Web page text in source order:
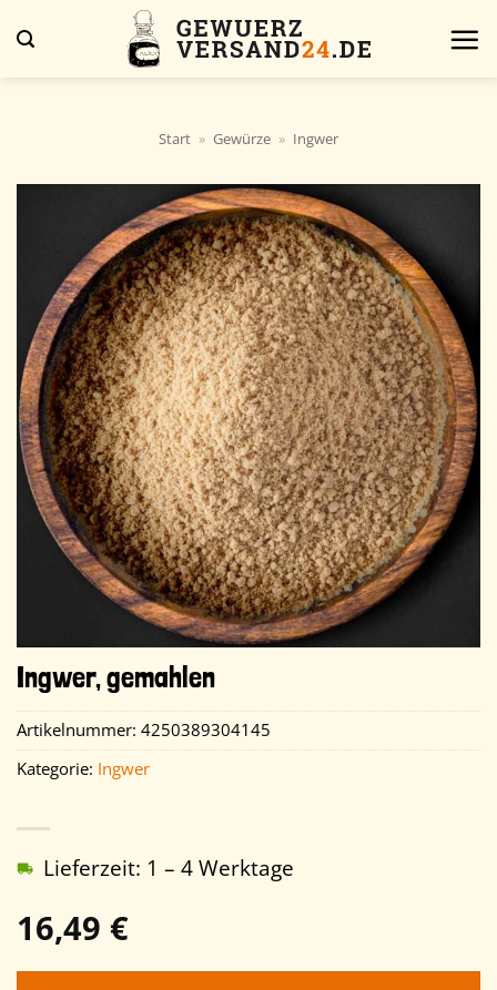
Inhalt
Start » Gewürze » Ingwer
Ingwer, gemahlen
16,49 €
Lieferzeit: 1 – 4 Werktage
Artikelnummer: 4250389304145
Kategorie: Ingwer